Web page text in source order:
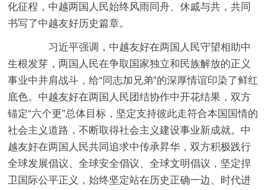
化征程，中越两国人民始终风雨同舟、休戚与共，共同
书写了中越友好历史篇章。
习近平强调，中越友好在两国人民守望相助中
生根发芽，两国人民在争取国家独立和民族解放的正义
事业中并肩战斗，给“同志加兄弟”的深厚情谊印染了鲜红
底色。中越友好在两国人民团结协作中开花结果，双方
锚定“六个更”总体目标，坚定支持彼此走符合本国国情的
社会主义道路，不断取得社会主义建设事业新成就。中
越友好在两国人民共同追求中传承昇华，双方积极践行
全球发展倡议、全球安全倡议、全球文明倡议，坚定捍
卫国际公平正义，始终坚定站在历史正确一边、时代进